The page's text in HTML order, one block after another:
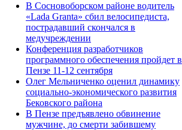
В Сосновоборском районе водитель
«Lada Granta» сбил велосипедиста,
пострадавший скончался в
медучреждении
Конференция разработчиков
программного обеспечения пройдет в
Пензе 11-12 сентября
Олег Мельниченко оценил динамику
социально-экономического развития
Бековского района
В Пензе предъявлено обвинение
мужчине, до смерти забившему